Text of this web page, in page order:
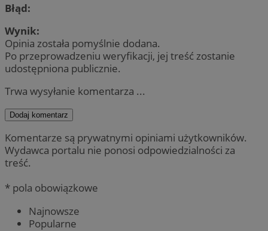
Błąd:
Wynik:
Opinia została pomyślnie dodana.
Po przeprowadzeniu weryfikacji, jej treść zostanie
udostępniona publicznie.
Trwa wysyłanie komentarza ...
Dodaj komentarz
Komentarze są prywatnymi opiniami użytkowników.
Wydawca portalu nie ponosi odpowiedzialności za
treść.
* pola obowiązkowe
Najnowsze
Popularne